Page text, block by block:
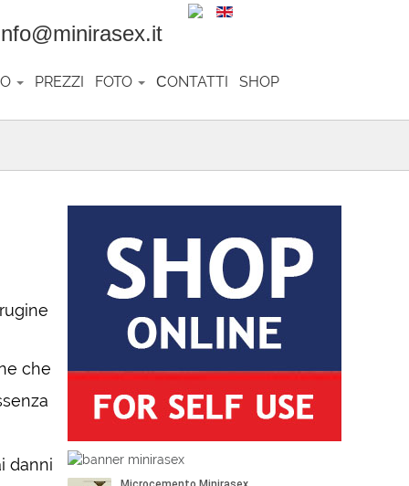
PREZZI FOTO СONTATTI SHOP
che
danni